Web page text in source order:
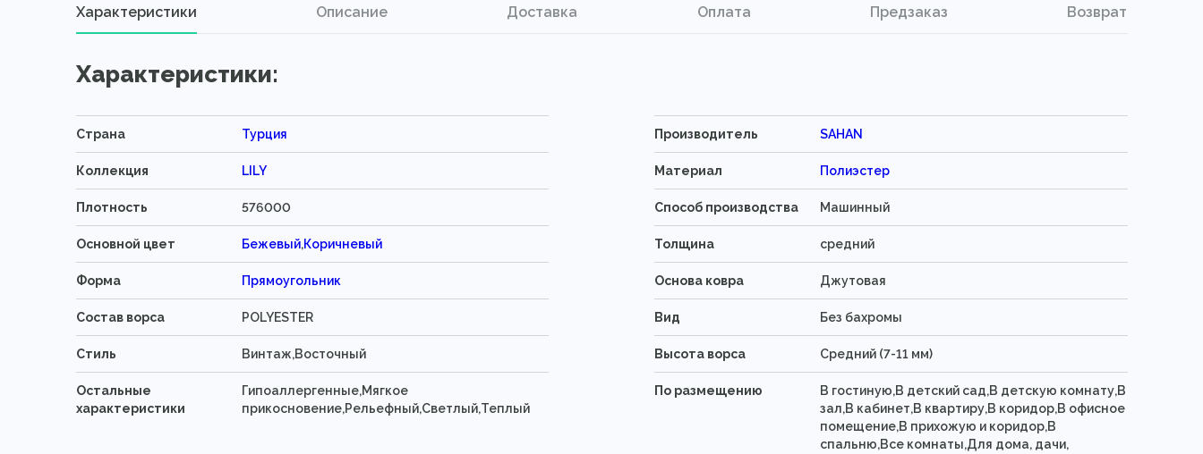
Характеристики Описание Доставка Оплата Предзаказ Возврат
Характеристики:
Страна Турция Производитель SAHAN
Коллекция LILY Материал Полиэстер
Плотность 576000 Способ производства Машинный
Основной цвет Бежевый,Коричневый Толщина средний
Форма Прямоугольник Основа ковра Джутовая
Состав ворса POLYESTER Вид Без бахромы
Стиль Винтаж,Восточный Высота ворса Средний (7-11 мм)
Остальные
характеристики
Гипоаллергенные,Мягкое
прикосновение,Рельефный,Светлый,Теплый
По размещению
В гостиную,В детский сад,В детскую комнату,В
зал,В кабинет,В квартиру,В коридор,В офисное
помещение,В прихожую и коридор,В
спальню,Все комнаты,Для дома, дачи,